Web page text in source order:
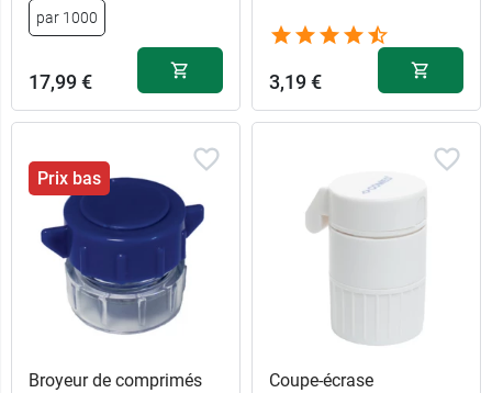
par 1000
17,99 € 3,19 €
Prix bas
Broyeur de comprimés
Coupe-écrase